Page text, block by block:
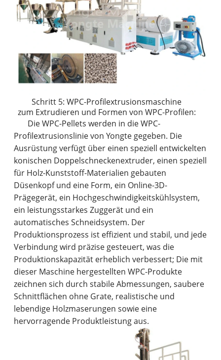
Schritt 5: WPC-Profilextrusionsmaschine
zum Extrudieren und Formen von WPC-Profilen:
Die WPC-Pellets werden in die WPC-
Profilextrusionslinie von Yongte gegeben. Die
Ausrüstung verfügt über einen speziell entwickelten
konischen Doppelschneckenextruder, einen speziell
für Holz-Kunststoff-Materialien gebauten
Düsenkopf und eine Form, ein Online-3D-
Prägegerät, ein Hochgeschwindigkeitskühlsystem,
ein leistungsstarkes Zuggerät und ein
automatisches Schneidsystem. Der
Produktionsprozess ist effizient und stabil, und jede
Verbindung wird präzise gesteuert, was die
Produktionskapazität erheblich verbessert; Die mit
dieser Maschine hergestellten WPC-Produkte
zeichnen sich durch stabile Abmessungen, saubere
Schnittflächen ohne Grate, realistische und
lebendige Holzmaserungen sowie eine
hervorragende Produktleistung aus.